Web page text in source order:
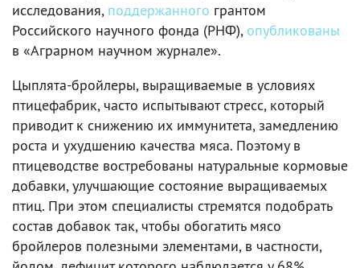
исследования, поддержанного грантом
Российского научного фонда (РНФ), опубликованы
в «Аграрном научном журнале».
Цыплята-бройлеры, выращиваемые в условиях
птицефабрик, часто испытывают стресс, который
приводит к снижению их иммунитета, замедлению
роста и ухудшению качества мяса. Поэтому в
птицеводстве востребованы натуральные кормовые
добавки, улучшающие состояние выращиваемых
птиц. При этом специалисты стремятся подобрать
состав добавок так, чтобы обогатить мясо
бройлеров полезными элементами, в частности,